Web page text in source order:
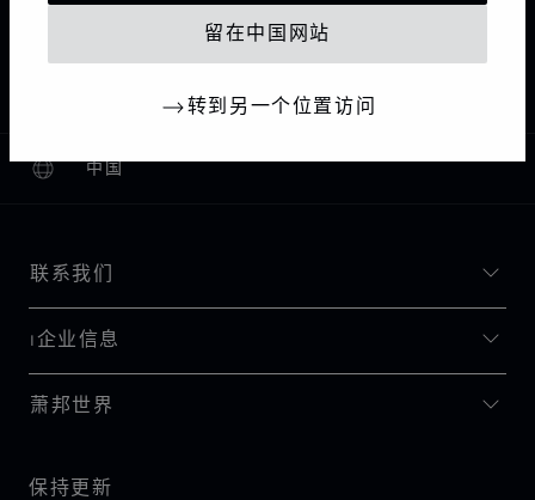
留在中国网站
转到另一个位置访问
所有店铺
中国
本地化（更改国家/地区）
更改国家/地区
联系我们
I企业信息
萧邦世界
保持更新